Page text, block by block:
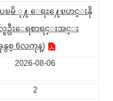
မိ ု႔ ေရႊ႔ေၿပာင္းနို
လူဦးေရစာရင္းအင္း
ခုနွစ္ 6လကုန္)
2026-08-06
2